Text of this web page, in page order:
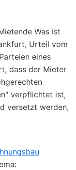
Was ist
Urteil vom
eines
dass der Mieter
verpflichtet ist,
versetzt werden,